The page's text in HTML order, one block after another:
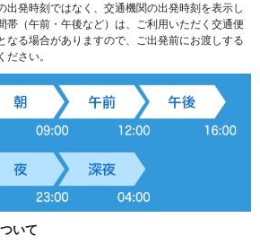
出発時刻ではなく、交通機関の出発時刻を表示し
帯（午前・午後など）は、ご利用いただく交通便
なる場合がありますので、ご出発前にお渡しする
ださい。
いて